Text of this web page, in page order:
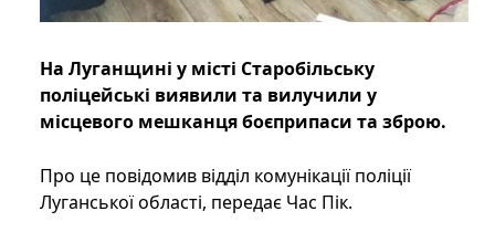
На Луганщині у місті Старобільську
поліцейські виявили та вилучили у
місцевого мешканця боєприпаси та зброю.
Про це повідомив відділ комунікації поліції
Луганської області, передає Час Пік.